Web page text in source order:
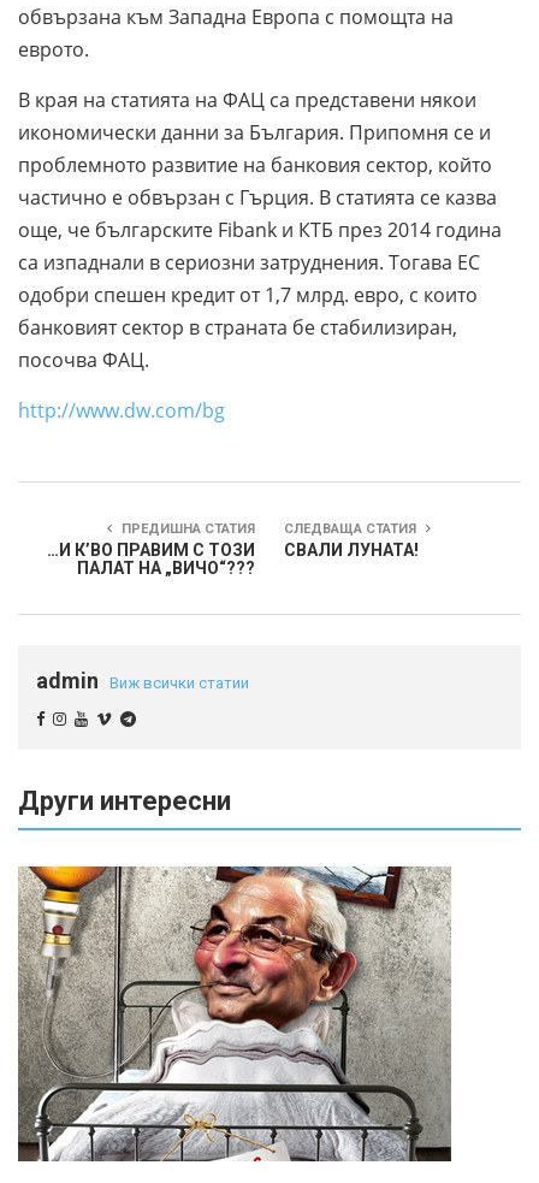
обвързана към Западна Европа с помощта на
еврото.
В края на статията на ФАЦ са представени някои
икономически данни за България. Припомня се и
проблемното развитие на банковия сектор, който
частично е обвързан с Гърция. В статията се казва
още, че българските Fibank и КТБ през 2014 година
са изпаднали в сериозни затруднения. Тогава ЕС
одобри спешен кредит от 1,7 млрд. евро, с които
банковият сектор в страната бе стабилизиран,
посочва ФАЦ.
http://www.dw.com/bg
ПРЕДИШНА СТАТИЯ
…И К’ВО ПРАВИМ С ТОЗИ
ПАЛАТ НА „ВИЧО“???
СЛЕДВАЩА СТАТИЯ
СВАЛИ ЛУНАТА!
admin Виж всички статии
Други интересни